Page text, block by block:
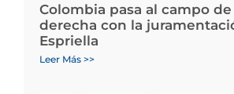
Colombia pasa al campo
derecha con la
Espriella
Leer Más >>